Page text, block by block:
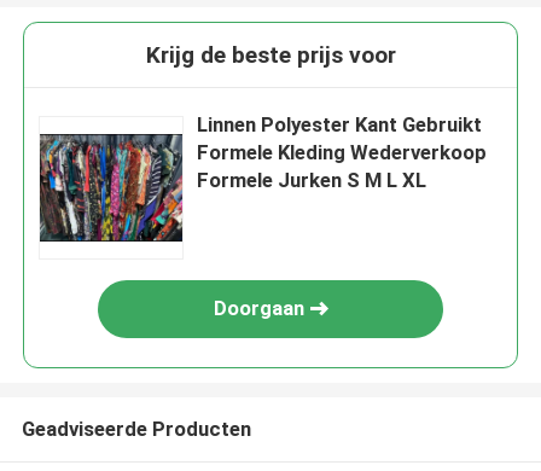
Krijg de beste prijs voor
Linnen Polyester Kant Gebruikt
Formele Kleding Wederverkoop
Formele Jurken S M L XL
Doorgaan
Geadviseerde Producten